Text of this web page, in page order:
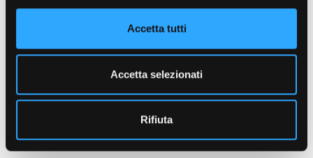
Accetta tutti
Accetta selezionati
Rifiuta
Marco Ciriello
Gianpaolo Luzzi, Paolo Degan, Paola F., Fabio T., Mario L.
Francesca Frigo, Francesco Virga
Francesca Frigo, Enrico Giovannone, Andrea Parena, Gianfilippo
Pedote, Francesco Virga